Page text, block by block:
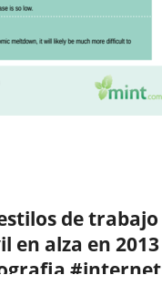
de trabajo
en alza en 2013
#internet